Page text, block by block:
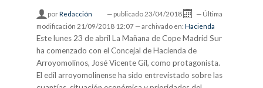
porRedacción — publicado 23/04/2018 — Última
modificación 21/09/2018 12:07 — archivado en: Hacienda
Este lunes 23 de abril La Mañana de Cope Madrid Sur
ha comenzado con el Concejal de Hacienda de
Arroyomolinos, José Vicente Gil, como protagonista.
El edil arroyomolinense ha sido entrevistado sobre las